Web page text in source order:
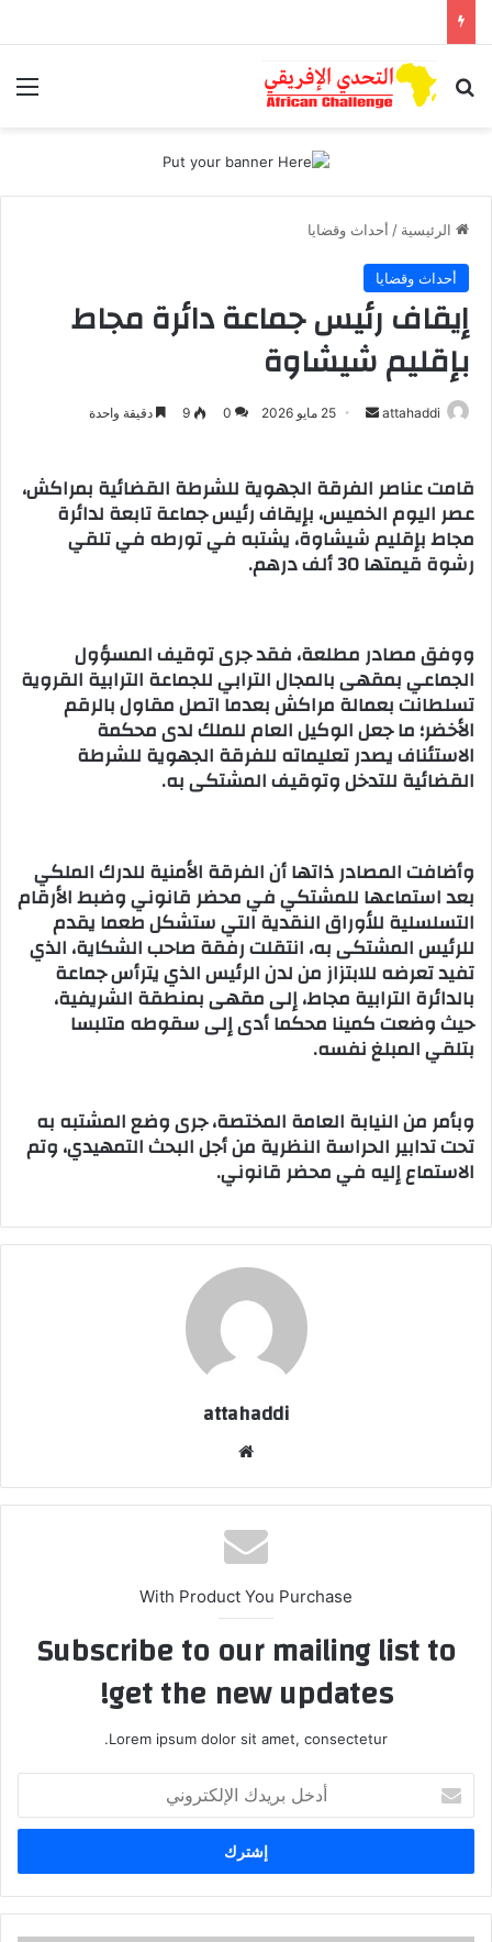
بحث عن
الرئيسية / أحداث وقضايا
أحداث وقضايا
إيقاف رئيس جماعة دائرة مجاط
بإقليم شيشاوة
attahaddi
أرسل 25 مايو 2026 0
9 دقيقة واحدة
قامت عناصر الفرقة الجهوية للشرطة القضائية بمراكش،
عصر اليوم الخميس، بإيقاف رئيس جماعة تابعة لدائرة
مجاط بإقليم شيشاوة، يشتبه في تورطه في تلقي
رشوة قيمتها 30 ألف درهم.
ووفق مصادر مطلعة، فقد جرى توقيف المسؤول
الجماعي بمقهى بالمجال الترابي للجماعة الترابية القروية
تسلطانت بعمالة مراكش بعدما اتصل مقاول بالرقم
الأخضر؛ ما جعل الوكيل العام للملك لدى محكمة
الاستئناف يصدر تعليماته للفرقة الجهوية للشرطة
القضائية للتدخل وتوقيف المشتكى به.
وأضافت المصادر ذاتها أن الفرقة الأمنية للدرك الملكي
بعد استماعها للمشتكي في محضر قانوني وضبط الأرقام
التسلسلية للأوراق النقدية التي ستشكل طعما يقدم
للرئيس المشتكى به، انتقلت رفقة صاحب الشكاية، الذي
تفيد تعرضه للابتزاز من لدن الرئيس الذي يترأس جماعة
بالدائرة الترابية مجاط، إلى مقهى بمنطقة الشريفية،
حيث وضعت كمينا محكما أدى إلى سقوطه متلبسا
بتلقي المبلغ نفسه.
وبأمر من النيابة العامة المختصة، جرى وضع المشتبه به
تحت تدابير الحراسة النظرية من أجل البحث التمهيدي، وتم
الاستماع إليه في محضر قانوني.
attahaddi
With Product You Purchase
Subscribe to our mailing list to
get the new updates!
Lorem ipsum dolor sit amet, consectetur.
بريدك
الإلكتروني